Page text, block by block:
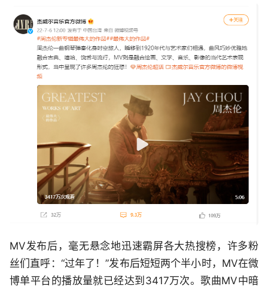
MV发布后，毫无悬念地迅速霸屏各大热搜榜，许多粉
丝们直呼：“过年了！”发布后短短两个半小时，MV在微
博单平台的播放量就已经达到3417万次。歌曲MV中暗